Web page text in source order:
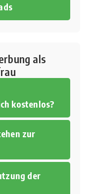
als
kostenlos?
zur
der